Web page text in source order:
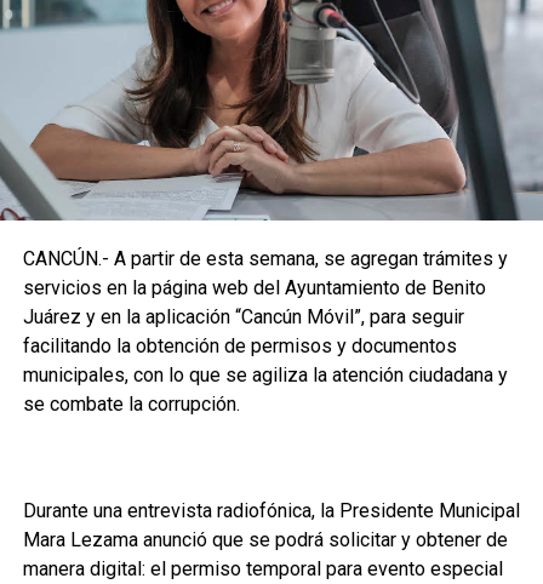
CANCÚN.- A partir de esta semana, se agregan trámites y
servicios en la página web del Ayuntamiento de Benito
Juárez y en la aplicación “Cancún Móvil”, para seguir
facilitando la obtención de permisos y documentos
municipales, con lo que se agiliza la atención ciudadana y
se combate la corrupción.
Durante una entrevista radiofónica, la Presidente Municipal
Mara Lezama anunció que se podrá solicitar y obtener de
manera digital: el permiso temporal para evento especial